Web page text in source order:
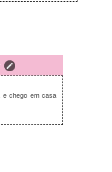
setembro 27, 2018
e chego em casa